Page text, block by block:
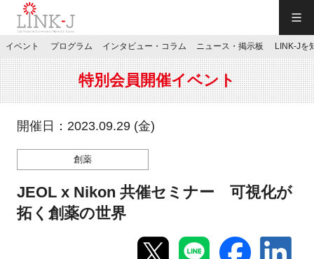
JP／EN
特別会員専用メニュー
施設ご予約
イベント プログラム インタビュー・コラム ニュース・掲示板 LINK-Jを
特別会員開催イベント
開催日：2023.09.29 (金)
創薬
JEOL x Nikon 共催セミナー 可視化が
拓く創薬の世界